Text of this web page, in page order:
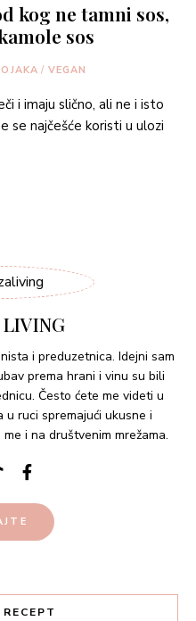
kog ne tamni sos,
sos
/ VEGAN
i imaju slično, ali ne i isto
se najčešće koristi u ulozi
i preduzetnica. Idejni sam
prema hrani i vinu su bili
Često ćete me videti u
u ruci spremajući ukusne i
i na društvenim mrežama.